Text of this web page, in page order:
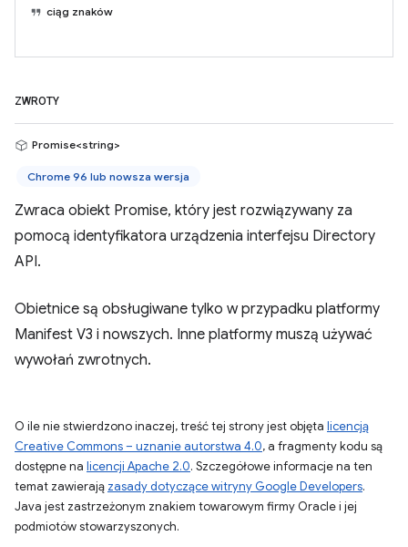
ciąg znaków
ZWROTY
Promise<string>
Chrome 96 lub nowsza wersja
Zwraca obiekt Promise, który jest rozwiązywany za
pomocą identyfikatora urządzenia interfejsu Directory
API.
Obietnice są obsługiwane tylko w przypadku platformy
Manifest V3 i nowszych. Inne platformy muszą używać
wywołań zwrotnych.
O ile nie stwierdzono inaczej, treść tej strony jest objęta licencją
Creative Commons – uznanie autorstwa 4.0, a fragmenty kodu są
dostępne na licencji Apache 2.0. Szczegółowe informacje na ten
temat zawierają zasady dotyczące witryny Google Developers.
Java jest zastrzeżonym znakiem towarowym firmy Oracle i jej
podmiotów stowarzyszonych.